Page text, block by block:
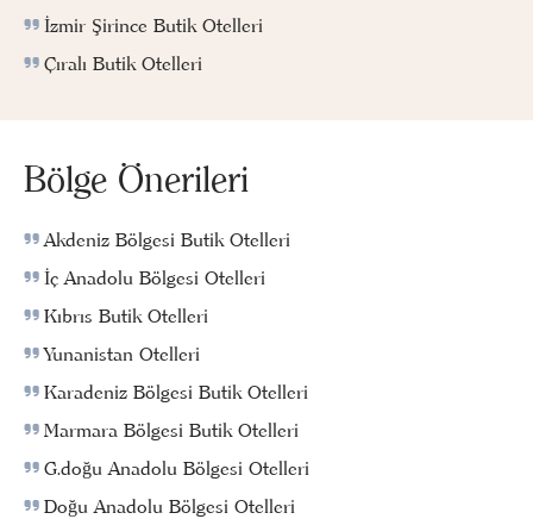
İzmir Şirince Butik Otelleri
Çıralı Butik Otelleri
Bölge Önerileri
Akdeniz Bölgesi Butik Otelleri
İç Anadolu Bölgesi Otelleri
Kıbrıs Butik Otelleri
Yunanistan Otelleri
Karadeniz Bölgesi Butik Otelleri
Marmara Bölgesi Butik Otelleri
G.doğu Anadolu Bölgesi Otelleri
Doğu Anadolu Bölgesi Otelleri